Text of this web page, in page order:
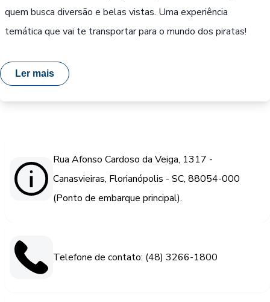
quem busca diversão e belas vistas. Uma experiência
temática que vai te transportar para o mundo dos piratas!
Ler mais
Rua Afonso Cardoso da Veiga, 1317 -
Canasvieiras, Florianópolis - SC, 88054-000
(Ponto de embarque principal).
Telefone de contato: (48) 3266-1800